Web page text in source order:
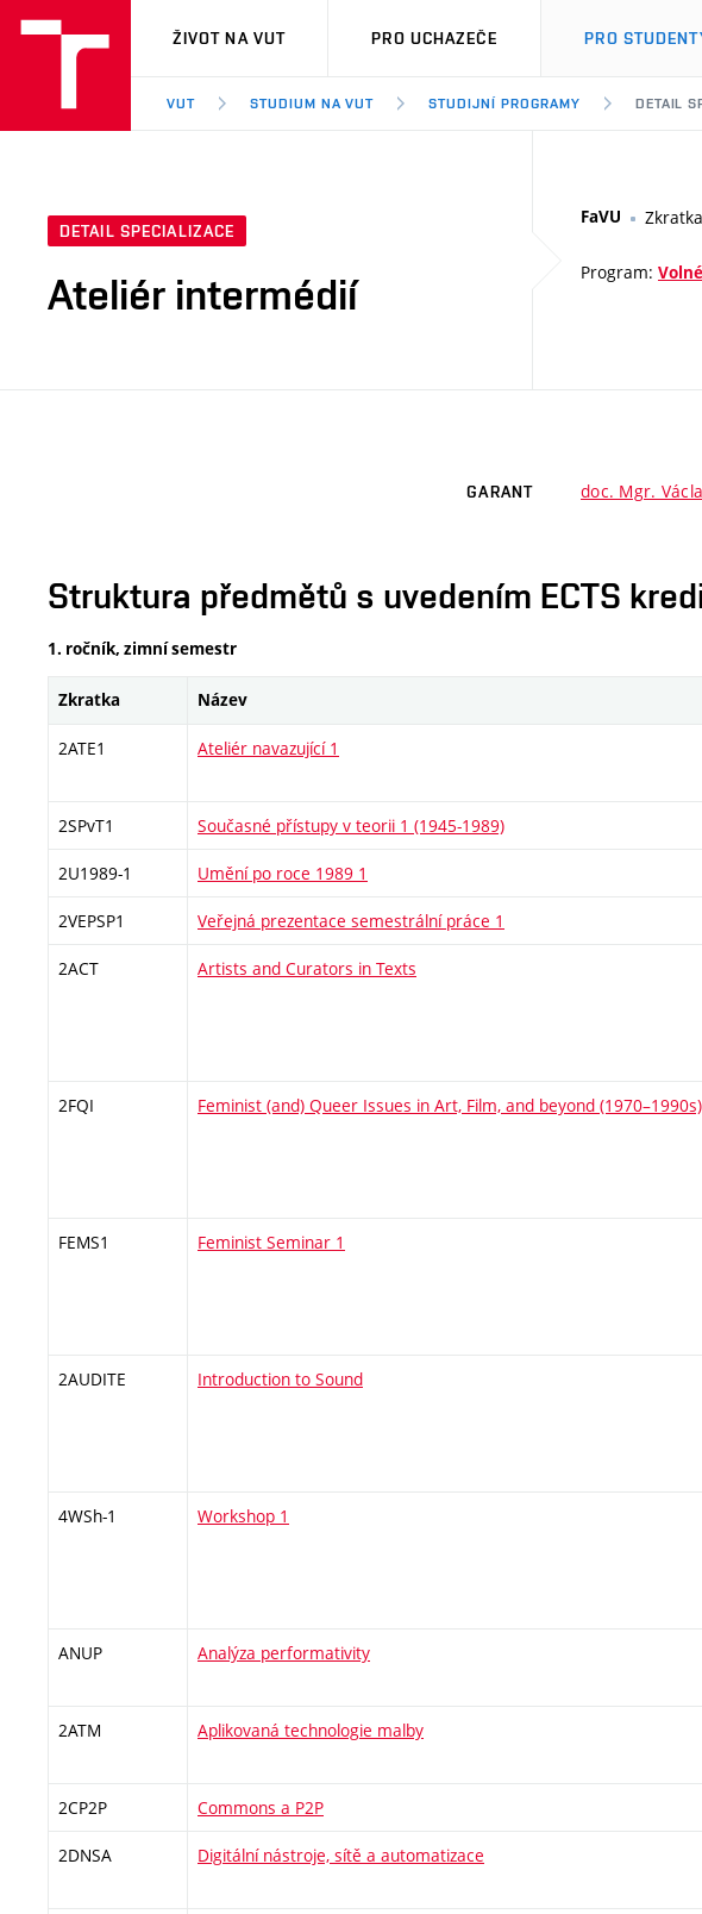
VUT
ŽIVOT NA VUT PRO UCHAZEČE PRO
VUT STUDIUM NA VUT STUDIJNÍ PROGRAMY DETAIL
DETAIL SPECIALIZACE
Ateliér intermédií
FaVU
Program:
GARANT doc. Mgr.
Struktura předmětů s uvedením ECTS
1. ročník, zimní semestr
Zkratka Název
2ATE1 Ateliér navazující 1
2SPvT1 Současné přístupy v teorii 1 (1945-1989)
2U1989-1 Umění po roce 1989 1
2VEPSP1 Veřejná prezentace semestrální práce 1
2ACT Artists and Curators in Texts
2FQI Feminist (and) Queer Issues in Art, Film, and beyond (1970–1990s)
FEMS1 Feminist Seminar 1
2AUDITE Introduction to Sound
4WSh-1 Workshop 1
ANUP Analýza performativity
2ATM Aplikovaná technologie malby
2CP2P Commons a P2P
2DNSA Digitální nástroje, sítě a automatizace